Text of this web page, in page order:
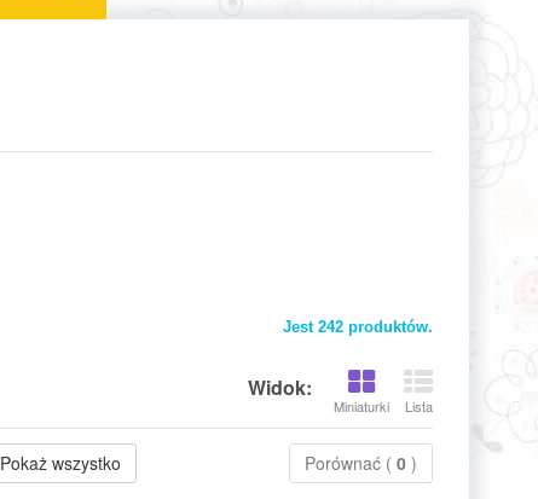
Jest 242 produktów.
Widok:
Miniaturki Lista
Porównać ( 0 )
Pokaż wszystko